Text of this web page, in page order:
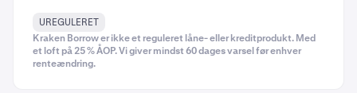
UREGULERET
Kraken Borrow er ikke et reguleret låne- eller kreditprodukt. Med
et loft på 25 % ÅOP. Vi giver mindst 60 dages varsel før enhver
renteændring.